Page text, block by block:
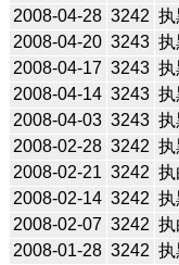
2008-04-28 3242 执
2008-04-20 3243 执
2008-04-17 3243 执
2008-04-14 3243 执
2008-04-03 3243 执
2008-02-28 3242 执
2008-02-21 3242 执
2008-02-14 3242 执
2008-02-07 3242 执
2008-01-28 3242 执